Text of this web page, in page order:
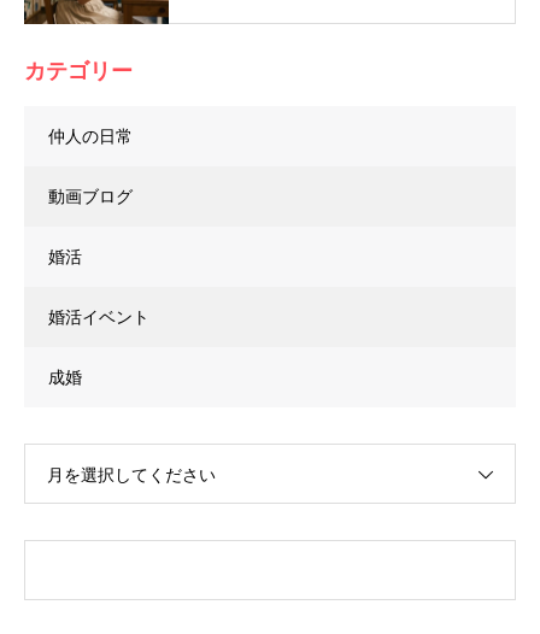
カテゴリー
仲人の日常
動画ブログ
婚活
婚活イベント
成婚
月を選択してください